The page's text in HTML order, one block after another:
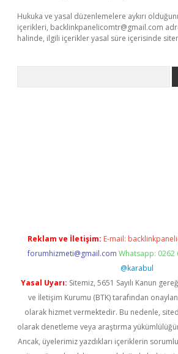
Hukuka ve yasal düzenlemelere aykırı
içerikleri, backlinkpanelicomtr@gmail.com
halinde, ilgili içerikler yasal süre içerisinde
Reklam ve İletişim: E-mail:
forumhizmeti@gmail.com Whatsapp: 0262
@karabul
Yasal Uyarı: Sitemiz, 5651 Sayılı Kanun
ve İletişim Kurumu (BTK) tarafından
olarak hizmet vermektedir. Bu nedenle,
olarak denetleme veya araştırma
Ancak, üyelerimiz yazdıkları içeriklerin